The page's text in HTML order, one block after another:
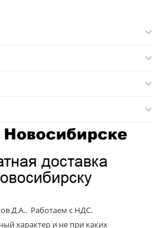
Д.А.. Работаем с НДС.
характер и не при каких